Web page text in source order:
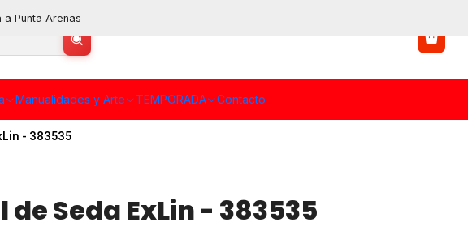
Manualidades y Arte TEMPORADA Contacto
Punta Arenas
- 383535
de Seda ExLin - 383535